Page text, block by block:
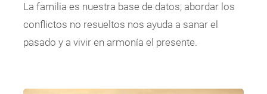
La familia es nuestra base de datos; abordar los
conflictos no resueltos nos ayuda a sanar el
pasado y a vivir en armonía el presente.